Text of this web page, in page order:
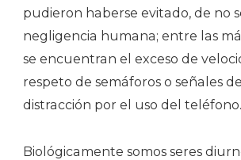
pudieron haberse evitado, de no
negligencia humana; entre las
se encuentran el exceso de
respeto de semáforos o señales
distracción por el uso del teléfono.
Biológicamente somos seres